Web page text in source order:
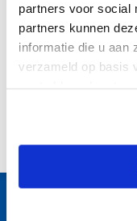
partners voor social
partners kunnen
informatie die u aan
verzameld op basis